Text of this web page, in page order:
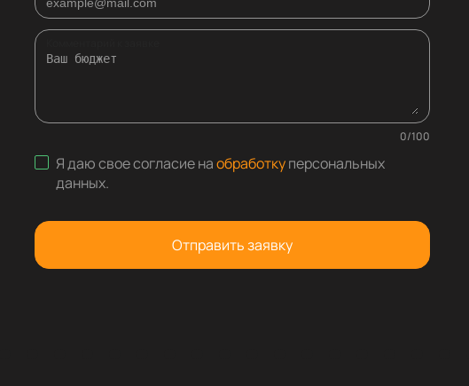
0/100
Я даю свое согласие наобработкуперсональных
данных.
Отправить заявку